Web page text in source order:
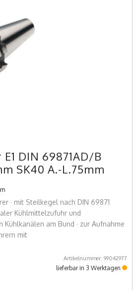
DIN 69871AD/B
SK40 A.-L.75mm
· mit Steilkegel nach DIN 69871
Kühlmittelzufuhr und
Kühlkanälen am Bund · zur Aufnahme
mit
Artikelnummer: 99042977
lieferbar in 3 Werktagen